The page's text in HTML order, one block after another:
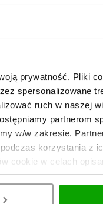
prywatność. Pliki
spersonalizowane
ruch w naszej
partnerom
w/w zakresie.
korzystania z
cookie w celach
Torba COOLERBAG